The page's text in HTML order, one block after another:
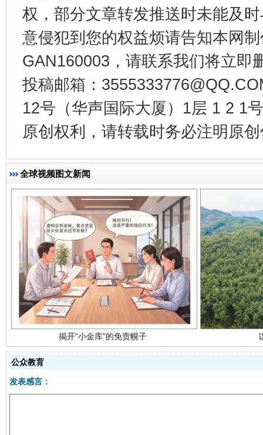
权，部分文章转发推送时未能及
意侵犯到您的权益烦请告知本网
GAN160003，请联系我们将立即
投稿邮箱：
12号（华声国际大厦）1层 1 2 1
原创权利，请转载时务必注明原
全球视频图文新闻
揭开“小金库”的免责幌子
公众教育
发表感言：